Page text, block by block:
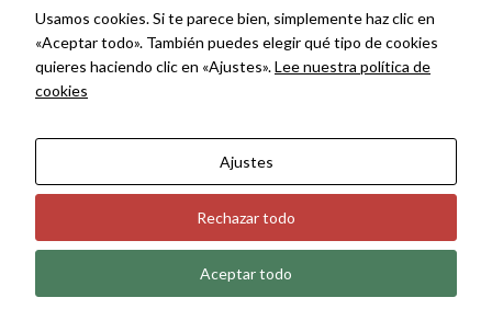
Política de Privacidad
Política de Cookies
Aviso Legal
Usamos cookies. Si te parece bien, simplemente haz clic en
«Aceptar todo». También puedes elegir qué tipo de cookies
quieres haciendo clic en «Ajustes».Lee nuestra política de
cookies
Ajustes
Rechazar todo
Aceptar todo